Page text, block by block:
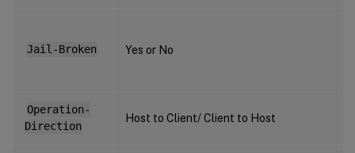
Jail-Broken Yes or No
Operation-
Direction
Host to Client/ Client to Host